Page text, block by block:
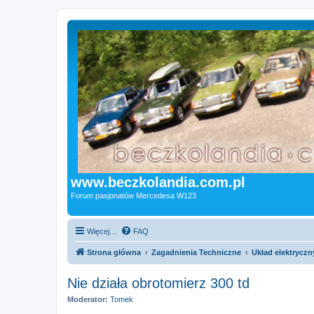
www.beczkolandia.com.pl
Forum pasjonatów Mercedesa W123
Więcej… FAQ
Strona główna Zagadnienia Techniczne Układ
Nie działa obrotomierz 300 td
Moderator: Tomek